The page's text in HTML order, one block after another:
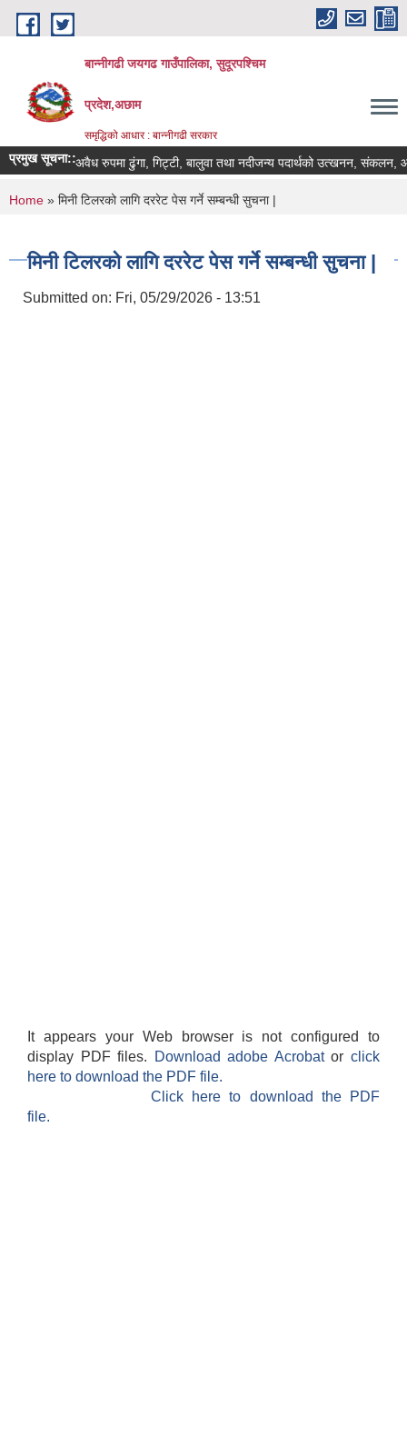
Skip to main content
बान्नीगढी जयगढ गाउँपालिका, सुदूरपश्चिम
प्रदेश,अछाम
समृद्धिको आधार : बान्नीगढी सरकार
प्रमुख सूचना::अवैध रुपमा ढुंगा, गिट्टी, बालुवा तथा नदीजन्य पदार्थको उत्खनन, संकलन,
You are here
Home » मिनी टिलरको लागि दररेट पेस गर्ने सम्बन्धी सुचना |
मिनी टिलरको लागि दररेट पेस गर्ने सम्बन्धी सुचना |
Submitted on: Fri, 05/29/2026 - 13:51
It appears your Web browser is not configured to
display PDF files.
Download adobe Acrobatorclick
here to download the PDF file.
Click here to download the PDF
file.